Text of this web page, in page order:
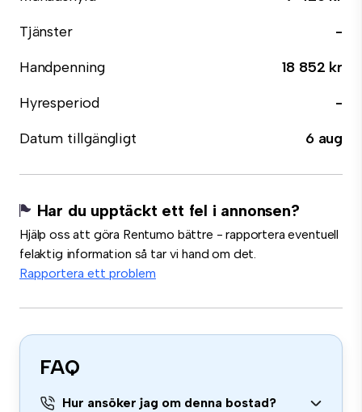
Tjänster
-
Handpenning
18 852 kr
Hyresperiod
-
Datum tillgängligt
6 aug
Har du upptäckt ett fel i annonsen?
Hjälp oss att göra Rentumo bättre - rapportera eventuell
felaktig information så tar vi hand om det.
Rapportera ett problem
FAQ
Hur ansöker jag om denna bostad?